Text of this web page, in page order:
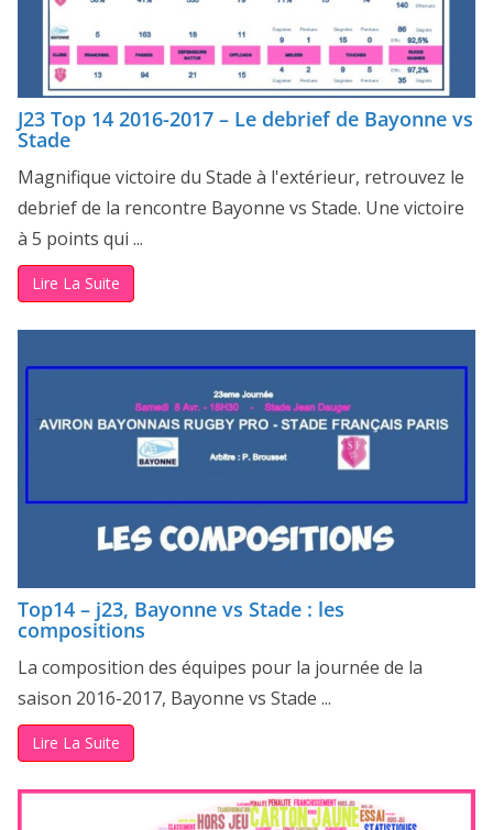
J23 Top 14 2016-2017 – Le debrief de Bayonne vs
Stade
Magnifique victoire du Stade à l'extérieur, retrouvez le
debrief de la rencontre Bayonne vs Stade. Une victoire
à 5 points qui ...
Lire La Suite
Top14 – j23, Bayonne vs Stade : les
compositions
La composition des équipes pour la journée de la
saison 2016-2017, Bayonne vs Stade ...
Lire La Suite